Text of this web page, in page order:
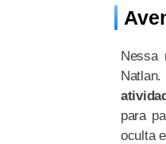
Nessa
para
oculta